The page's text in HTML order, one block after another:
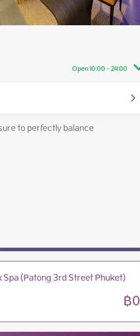
Open 10:00 - 24:00
10:00 - 24:00
10:00 - 24:00
10:00 - 24:00
10:00 - 24:00
to perfectly balance
Spa (Patong 3rd Street Phuket)
฿0